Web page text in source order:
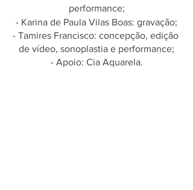
performance;
- Karina de Paula Vilas Boas: gravação;
- Tamires Francisco: concepção, edição
de vídeo, sonoplastia e performance;
- Apoio: Cia Aquarela.